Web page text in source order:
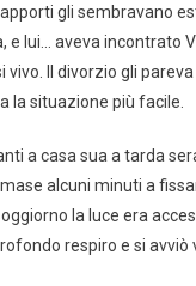
gli sembravano
e lui… aveva incontrato
vivo. Il divorzio gli
la situazione più facile.
a casa sua a tarda
alcuni minuti a
la luce era
respiro e si avviò